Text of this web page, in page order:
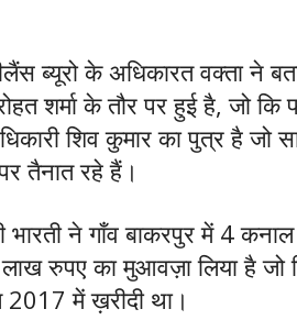
ब्यूरो के अधिकारत वक्ता ने
शर्मा के तौर पर हुई है, जो कि
शिव कुमार का पुत्र है जो
तैनात रहे हैं।
भारती ने गाँव बाकरपुर में 4
रुपए का मुआवज़ा लिया है जो
में ख़रीदी था।